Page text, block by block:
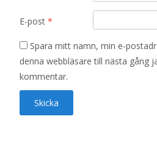
E-post *
Spara mitt namn, min e-
denna webbläsare till nästa gång
kommentar.